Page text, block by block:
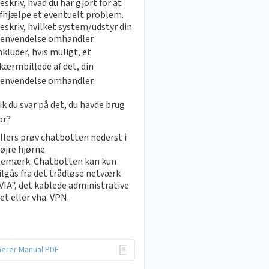
hvad du har gjort for at
et eventuelt problem.
hvilket system/udstyr din
omhandler.
hvis muligt, et
af det, din
omhandler.
du svar på det, du havde brug
prøv chatbotten nederst i
hjørne.
Chatbotten kan kun
fra det trådløse netværk
det kablede administrative
eller vha. VPN.
Manual PDF